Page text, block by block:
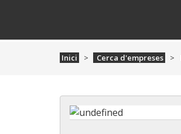
Inici Cerca d'empreses